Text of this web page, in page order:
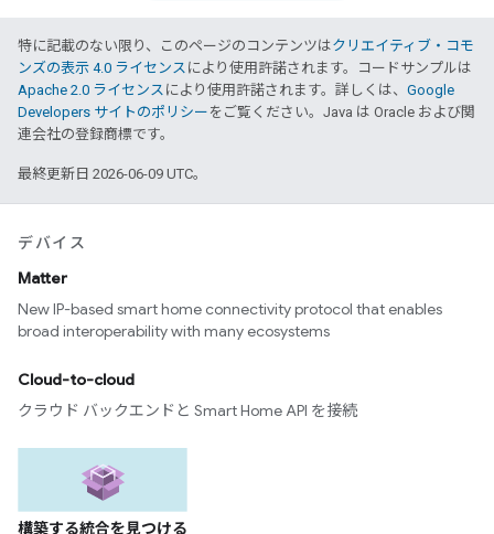
特に記載のない限り、このページのコンテンツはクリエイティブ・コモ
ンズの表示 4.0 ライセンス により使用許諾されます。コードサンプルは
Apache 2.0 ライセンス により使用許諾されます。詳しくは、 Google
Developers サイトのポリシー をご覧ください。Java は Oracle および関
連会社の登録商標です。
最終更新日 2026-06-09 UTC。
デバイス
Matter
New IP-based smart home connectivity protocol that enables
broad interoperability with many ecosystems
Cloud-to-cloud
クラウド バックエンドと Smart Home API を接続
構築する統合を見つける